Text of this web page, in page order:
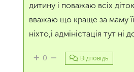
дитину і поважаю всіх
вважаю що краще за маму
ніхто,і адміністація тут ні
0 Відповідь